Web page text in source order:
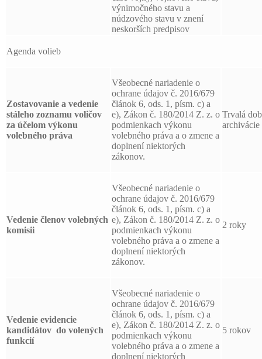
výnimočného stavu a
núdzového stavu v znení
neskorších predpisov
Agenda volieb
Zostavovanie a vedenie
stáleho zoznamu voličov
za účelom výkonu
volebného práva
Všeobecné nariadenie o
ochrane údajov č. 2016/679
článok 6, ods. 1, písm. c) a
e), Zákon č. 180/2014 Z. z. o
podmienkach výkonu
volebného práva a o zmene a
doplnení niektorých
zákonov.
Trvalá
archivácie
Vedenie členov volebných
komisii
Všeobecné nariadenie o
ochrane údajov č. 2016/679
článok 6, ods. 1, písm. c) a
e), Zákon č. 180/2014 Z. z. o
podmienkach výkonu
volebného práva a o zmene a
doplnení niektorých
zákonov.
2 roky
Vedenie evidencie
kandidátov do volených
funkcií
Všeobecné nariadenie o
ochrane údajov č. 2016/679
článok 6, ods. 1, písm. c) a
e), Zákon č. 180/2014 Z. z. o
podmienkach výkonu
volebného práva a o zmene a
doplnení niektorých
5 rokov